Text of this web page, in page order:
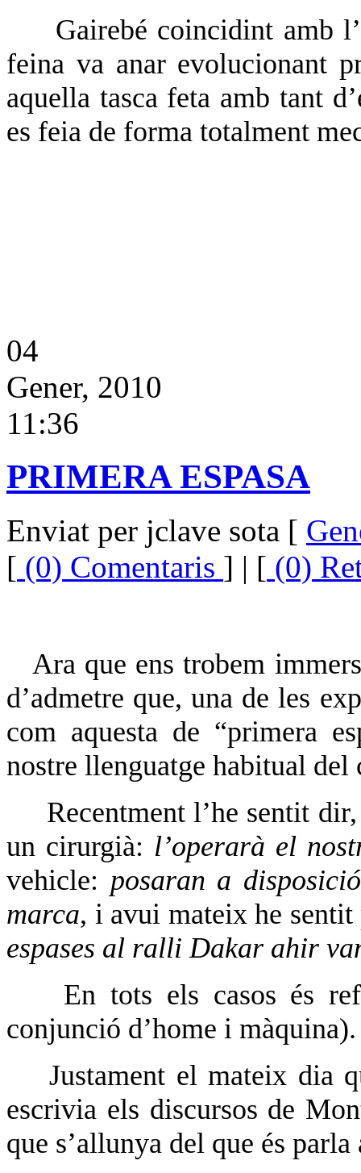
Gairebé coincidint amb
feina va anar evolucionant
aquella tasca feta amb tant
es feia de forma totalment
04
Gener, 2010
11:36
PRIMERA ESPASA
Enviat per jclave sota [
[ (0) Comentaris ] | [ (0)
Ara que ens trobem
d’admetre que, una de les
com aquesta de “primera
nostre llenguatge habitual del
Recentment l’he sentit
un cirurgià: l’operarà el
vehicle: posaran a
marca, i avui mateix he
espases al ralli Dakar ahir
En tots els casos és
conjunció d’home i màquina).
Justament el mateix dia
escrivia els discursos de
que s’allunya del que és parla